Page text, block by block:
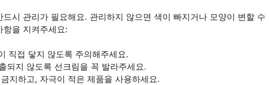
시 관리가 필요해요. 관리하지 않으면 색이 빠지거나 모양이 변할 수
항을 지켜주세요:
직접 닿지 않도록 주의해주세요.
되지 않도록 선크림을 꼭 발라주세요.
지하고, 자극이 적은 제품을 사용하세요.